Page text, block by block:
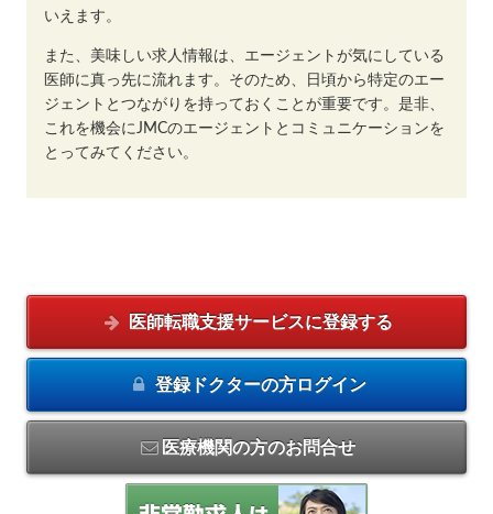
いえます。
また、美味しい求人情報は、エージェントが気にしている
医師に真っ先に流れます。そのため、日頃から特定のエー
ジェントとつながりを持っておくことが重要です。是非、
これを機会にJMCのエージェントとコミュニケーションを
とってみてください。
医師転職支援サービスに登録する
登録ドクターの方ログイン
医療機関の方のお問合せ